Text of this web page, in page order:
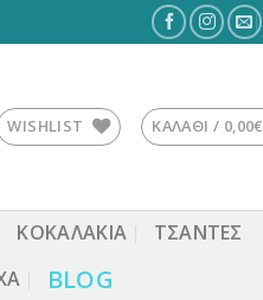
WISHLIST ΚΑΛΆΘΙ / 0,00€
ΚΟΚΑΛΆΚΙΑ
ΤΣΆΝΤΕΣ
BLOG